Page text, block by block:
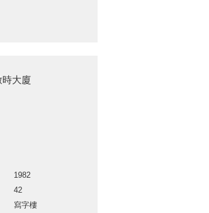
時大廈
1982
42
寫字樓